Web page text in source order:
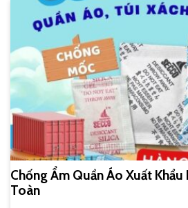
Chống Ẩm Quần Áo Xuất Khẩu
Toàn